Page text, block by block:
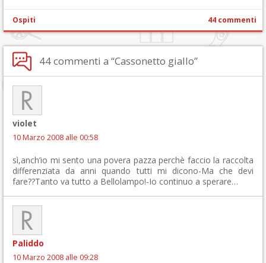
Ospiti 44 commenti
44 commenti a “Cassonetto giallo”
violet
10 Marzo 2008 alle 00:58
sì,anch’io mi sento una povera pazza perchè faccio la raccolta
differenziata da anni quando tutti mi dicono-Ma che devi
fare??Tanto va tutto a Bellolampo!-Io continuo a sperare…
Paliddo
10 Marzo 2008 alle 09:28